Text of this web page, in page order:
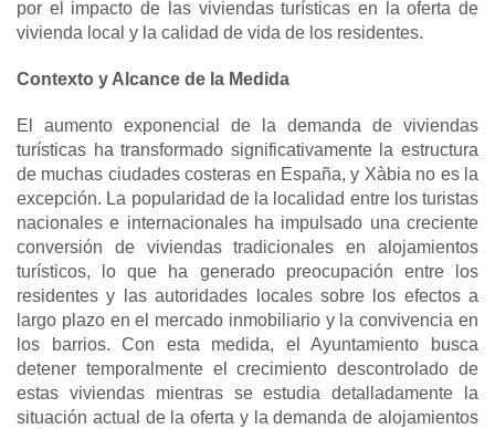
por el impacto de las viviendas turísticas en la oferta de
vivienda local y la calidad de vida de los residentes.
Contexto y Alcance de la Medida
El aumento exponencial de la demanda de viviendas
turísticas ha transformado significativamente la estructura
de muchas ciudades costeras en España, y Xàbia no es la
excepción. La popularidad de la localidad entre los turistas
nacionales e internacionales ha impulsado una creciente
conversión de viviendas tradicionales en alojamientos
turísticos, lo que ha generado preocupación entre los
residentes y las autoridades locales sobre los efectos a
largo plazo en el mercado inmobiliario y la convivencia en
los barrios. Con esta medida, el Ayuntamiento busca
detener temporalmente el crecimiento descontrolado de
estas viviendas mientras se estudia detalladamente la
situación actual de la oferta y la demanda de alojamientos